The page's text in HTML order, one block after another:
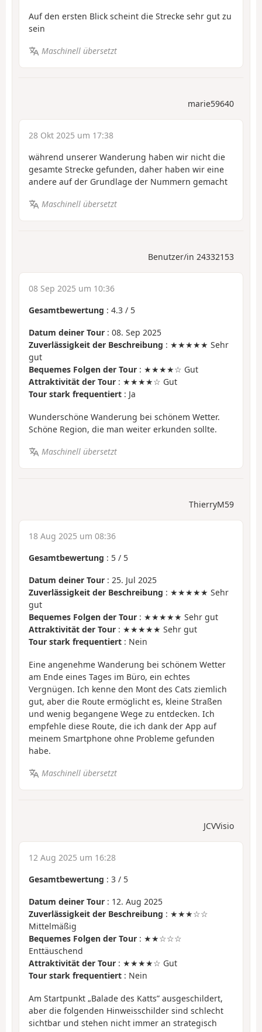
Auf den ersten Blick scheint die Strecke sehr gut zu
sein
Maschinell übersetzt
marie59640
28 Okt 2025 um 17:38
während unserer Wanderung haben wir nicht die
gesamte Strecke gefunden, daher haben wir eine
andere auf der Grundlage der Nummern gemacht
Maschinell übersetzt
Benutzer/in 24332153
08 Sep 2025 um 10:36
Gesamtbewertung : 4.3 / 5
Datum deiner Tour : 08. Sep 2025
Zuverlässigkeit der Beschreibung : ★★★★★ Sehr
gut
Bequemes Folgen der Tour : ★★★★☆ Gut
Attraktivität der Tour : ★★★★☆ Gut
Tour stark frequentiert : Ja
Wunderschöne Wanderung bei schönem Wetter.
Schöne Region, die man weiter erkunden sollte.
Maschinell übersetzt
ThierryM59
18 Aug 2025 um 08:36
Gesamtbewertung : 5 / 5
Datum deiner Tour : 25. Jul 2025
Zuverlässigkeit der Beschreibung : ★★★★★ Sehr
gut
Bequemes Folgen der Tour : ★★★★★ Sehr gut
Attraktivität der Tour : ★★★★★ Sehr gut
Tour stark frequentiert : Nein
Eine angenehme Wanderung bei schönem Wetter
am Ende eines Tages im Büro, ein echtes
Vergnügen. Ich kenne den Mont des Cats ziemlich
gut, aber die Route ermöglicht es, kleine Straßen
und wenig begangene Wege zu entdecken. Ich
empfehle diese Route, die ich dank der App auf
meinem Smartphone ohne Probleme gefunden
habe.
Maschinell übersetzt
JCVVisio
12 Aug 2025 um 16:28
Gesamtbewertung : 3 / 5
Datum deiner Tour : 12. Aug 2025
Zuverlässigkeit der Beschreibung : ★★★☆☆
Mittelmäßig
Bequemes Folgen der Tour : ★★☆☆☆
Enttäuschend
Attraktivität der Tour : ★★★★☆ Gut
Tour stark frequentiert : Nein
Am Startpunkt „Balade des Katts” ausgeschildert,
aber die folgenden Hinweisschilder sind schlecht
sichtbar und stehen nicht immer an strategisch